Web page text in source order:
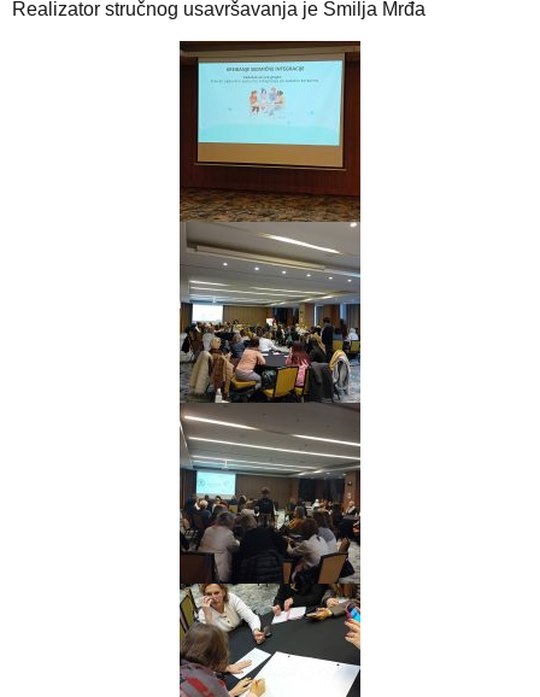
Realizator stručnog usavršavanja je Smilja Mrđa